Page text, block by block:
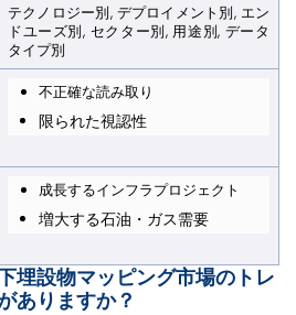
テクノロジー別, デプロイメント別, エン
ドユーズ別, セクター別, 用途別, データ
タイプ別
不正確な読み取り
限られた視認性
成長するインフラプロジェクト
増大する石油・ガス需要
埋設物マッピング市場のトレ
ありますか？